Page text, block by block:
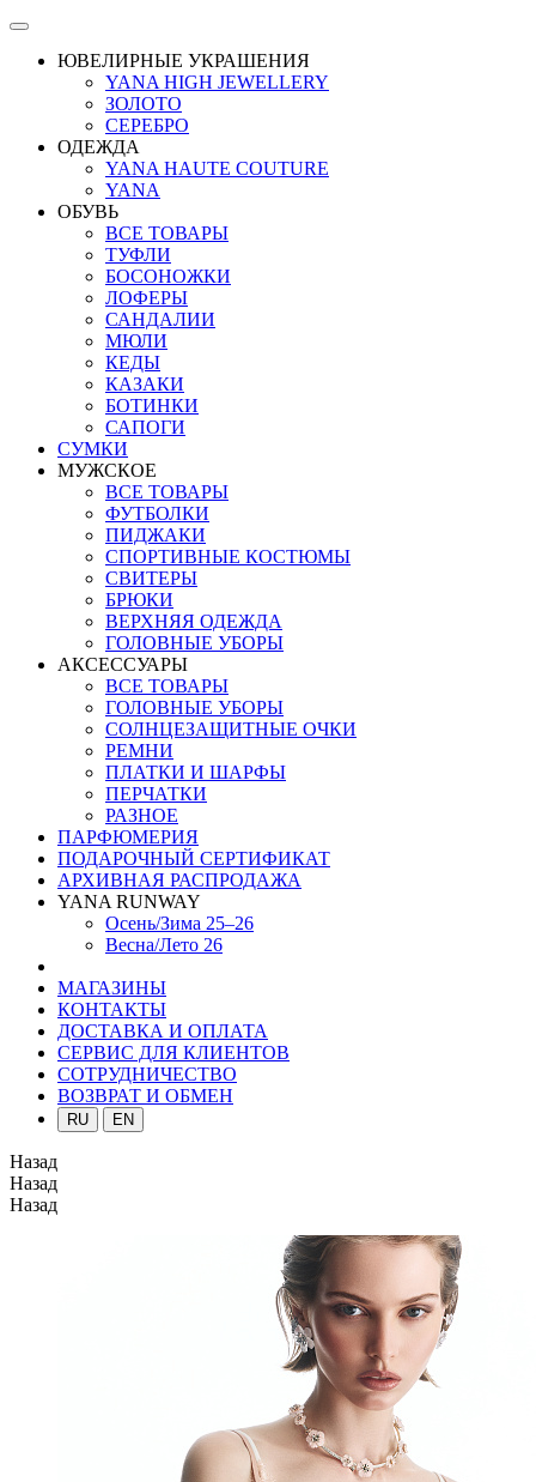
ЮВЕЛИРНЫЕ УКРАШЕНИЯ
YANA HIGH JEWELLERY
ЗОЛОТО
СЕРЕБРО
ОДЕЖДА
YANA HAUTE COUTURE
YANA
ОБУВЬ
ВСЕ ТОВАРЫ
ТУФЛИ
БОСОНОЖКИ
ЛОФЕРЫ
САНДАЛИИ
МЮЛИ
КЕДЫ
КАЗАКИ
БОТИНКИ
САПОГИ
СУМКИ
МУЖСКОЕ
ВСЕ ТОВАРЫ
ФУТБОЛКИ
ПИДЖАКИ
СПОРТИВНЫЕ КОСТЮМЫ
СВИТЕРЫ
БРЮКИ
ВЕРХНЯЯ ОДЕЖДА
ГОЛОВНЫЕ УБОРЫ
АКСЕССУАРЫ
ВСЕ ТОВАРЫ
ГОЛОВНЫЕ УБОРЫ
СОЛНЦЕЗАЩИТНЫЕ ОЧКИ
РЕМНИ
ПЛАТКИ И ШАРФЫ
ПЕРЧАТКИ
РАЗНОЕ
ПАРФЮМЕРИЯ
ПОДАРОЧНЫЙ СЕРТИФИКАТ
АРХИВНАЯ РАСПРОДАЖА
YANA RUNWAY
Осень/Зима 25–26
Весна/Лето 26
МАГАЗИНЫ
КОНТАКТЫ
ДОСТАВКА И ОПЛАТА
СЕРВИС ДЛЯ КЛИЕНТОВ
СОТРУДНИЧЕСТВО
ВОЗВРАТ И ОБМЕН
RU EN
Назад
Назад
Назад